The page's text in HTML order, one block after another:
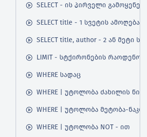
SELECT - ის პირველი გამოყენება
SELECT title - 1 სვეტის ამოღება
SELECT title, author - 2 ან მეტი
LIMIT - სტქირონების
WHERE სადაც
WHERE | უტოლობა ძახილის
WHERE | უტოლობა მეტობა-
WHERE | უტოლობა NOT - ით